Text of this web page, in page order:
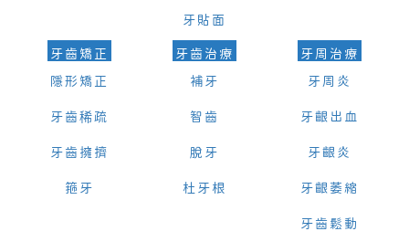
牙貼面
牙齒矯正
隱形矯正
牙齒稀疏
牙齒擁擠
箍牙
牙齒治療
補牙
智齒
脫牙
杜牙根
牙周治療
牙周炎
牙齦出血
牙齦炎
牙齦萎縮
牙齒鬆動